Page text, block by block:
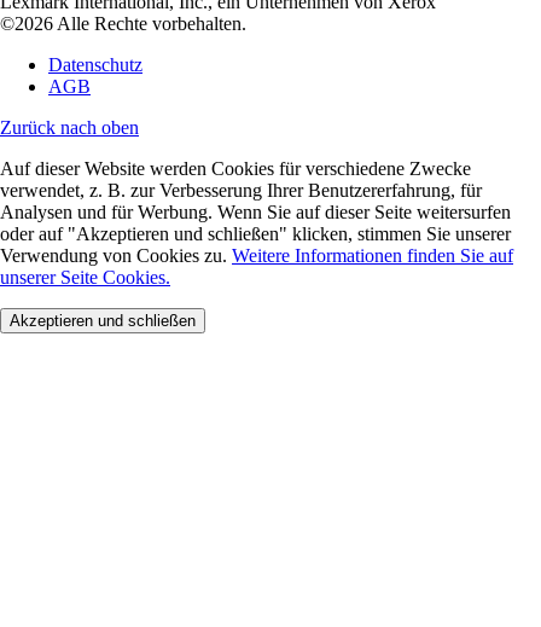
©2026 Alle Rechte vorbehalten.
Datenschutz
AGB
Zurück nach oben
Auf dieser Website werden Cookies für verschiedene Zwecke
verwendet, z. B. zur Verbesserung Ihrer Benutzererfahrung, für
Analysen und für Werbung. Wenn Sie auf dieser Seite weitersurfen
oder auf "Akzeptieren und schließen" klicken, stimmen Sie unserer
Verwendung von Cookies zu. Weitere Informationen finden Sie auf
unserer Seite Cookies.
Akzeptieren und schließen